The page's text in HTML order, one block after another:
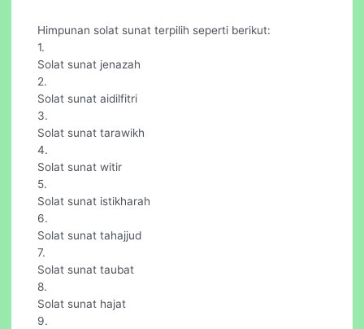
Himpunan solat sunat terpilih seperti berikut:
1.
Solat sunat jenazah
2.
Solat sunat aidilfitri
3.
Solat sunat tarawikh
4.
Solat sunat witir
5.
Solat sunat istikharah
6.
Solat sunat tahajjud
7.
Solat sunat taubat
8.
Solat sunat hajat
9.